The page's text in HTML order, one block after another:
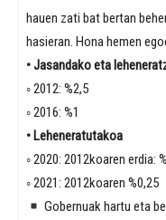
hauen zati bat bertan
hasieran. Hona hemen
• Jasandako eta
◦ 2012: %2,5
◦ 2016: %1
• Leheneratutakoa
◦ 2020: 2012koaren erdia:
◦ 2021: 2012koaren %0,25
Gobernuak hartu eta